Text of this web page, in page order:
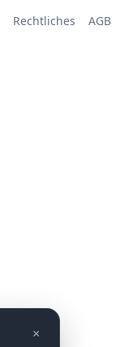
Rechtliches AGB
×